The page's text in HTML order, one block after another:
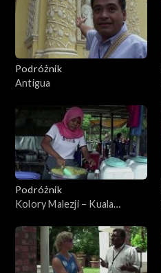
Podróżnik
Antigua
Podróżnik
Kolory Malezji – Kuala